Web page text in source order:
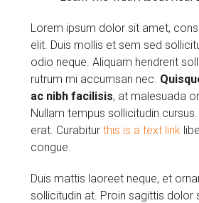
Lorem ipsum dolor sit amet,
elit. Duis mollis et sem sed
odio neque. Aliquam hendrerit
rutrum mi accumsan nec.
ac nibh facilisis, at malesuada
Nullam tempus sollicitudin
erat. Curabitur this is a text link
congue.
Duis mattis laoreet neque, et
sollicitudin at. Proin sagittis dolor